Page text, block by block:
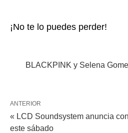
¡No te lo puedes perder!
BLACKPINK y Selena
ANTERIOR
« LCD Soundsystem anuncia
este sábado